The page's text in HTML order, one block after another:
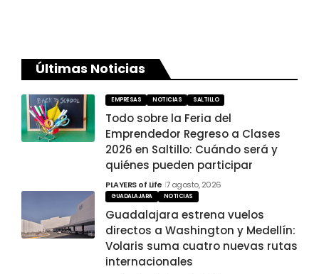
Últimas Noticias
EMPRESAS NOTICIAS SALTILLO
Todo sobre la Feria del
Emprendedor Regreso a Clases
2026 en Saltillo: Cuándo será y
quiénes pueden participar
PLAYERS of Life 7 agosto, 2026
GUADALAJARA NOTICIAS
Guadalajara estrena vuelos
directos a Washington y Medellín:
Volaris suma cuatro nuevas rutas
internacionales